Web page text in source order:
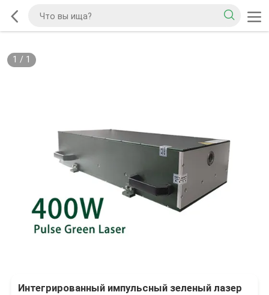
1 / 1
Интегрированный импульсный зеленый лазер